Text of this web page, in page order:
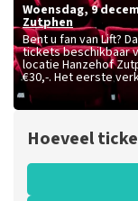
woensdag,9
Zutphen
Bent u fan van Lift?
tickets beschikbaar
locatie Hanzehof
€30,-. Het eerste
Hoeveel